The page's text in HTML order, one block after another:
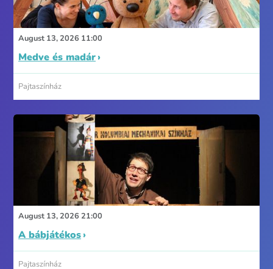
August 13, 2026 11:00
Medve és madár
Pajtaszínház
August 13, 2026 21:00
A bábjátékos
Pajtaszínház